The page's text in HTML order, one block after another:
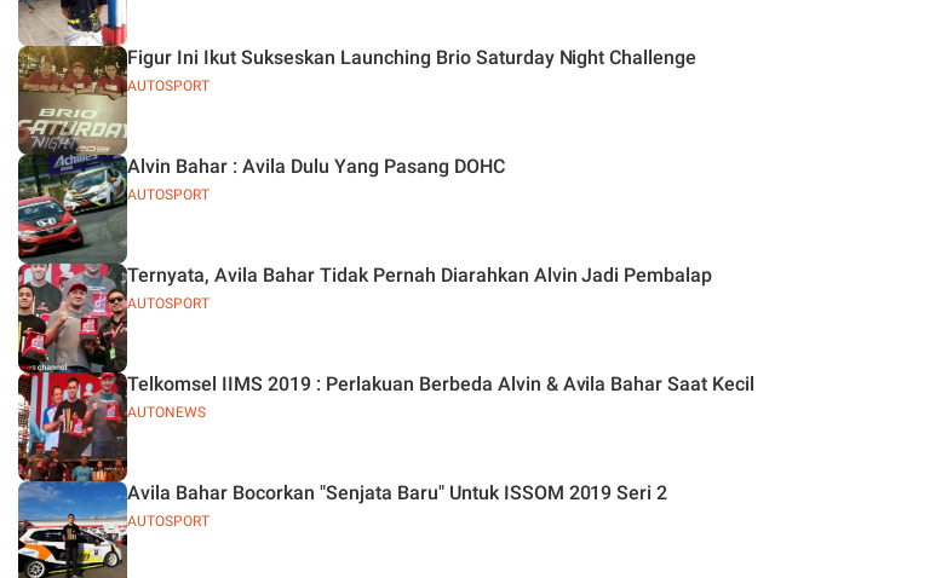
AUTOSPORT
Figur Ini Ikut Sukseskan Launching Brio Saturday Night Challenge
AUTOSPORT
Alvin Bahar : Avila Dulu Yang Pasang DOHC
AUTOSPORT
Ternyata, Avila Bahar Tidak Pernah Diarahkan Alvin Jadi Pembalap
AUTONEWS
Telkomsel IIMS 2019 : Perlakuan Berbeda Alvin & Avila Bahar Saat Kecil
AUTOSPORT
Avila Bahar Bocorkan "Senjata Baru" Untuk ISSOM 2019 Seri 2